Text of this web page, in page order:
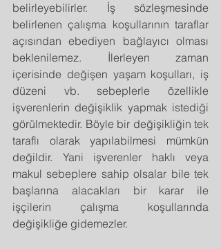
belirleyebilirler. İş sözleşmesinde
belirlenen çalışma koşullarının taraflar
açısından ebediyen bağlayıcı olması
beklenilemez. İlerleyen zaman
içerisinde değişen yaşam koşulları, iş
düzeni vb. sebeplerle özellikle
işverenlerin değişiklik yapmak istediği
görülmektedir. Böyle bir değişikliğin tek
taraflı olarak yapılabilmesi mümkün
değildir. Yani işverenler haklı veya
makul sebeplere sahip olsalar bile tek
başlarına alacakları bir karar ile
işçilerin çalışma koşullarında
değişikliğe gidemezler.